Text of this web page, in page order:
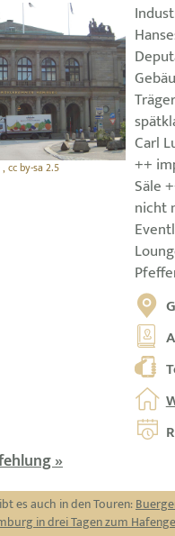
cc by-sa 2.5
Carl
++
Säle
nicht
»
es auch in den Touren:
in drei Tagen zum